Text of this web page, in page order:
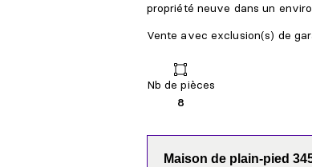
propriété neuve dans un
Vente avec exclusion(s) de
Nb de pièces
8
Maison de plain-pied